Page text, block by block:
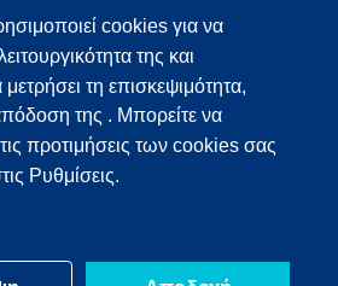
cookies για να
της και
τη επισκεψιμότητα,
της . Μπορείτε να
προτιμήσεις των cookies σας
Ρυθμίσεις.